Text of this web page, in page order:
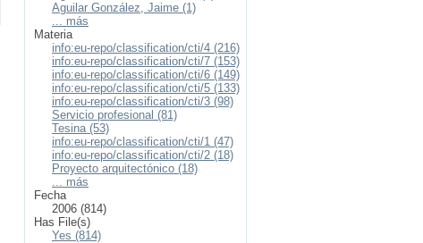
Aguilar González, Jaime (1)
... más
Materia
info:eu-repo/classification/cti/4 (216)
info:eu-repo/classification/cti/7 (153)
info:eu-repo/classification/cti/6 (149)
info:eu-repo/classification/cti/5 (133)
info:eu-repo/classification/cti/3 (98)
Servicio profesional (81)
Tesina (53)
info:eu-repo/classification/cti/1 (47)
info:eu-repo/classification/cti/2 (18)
Proyecto arquitectónico (18)
... más
Fecha
2006 (814)
Has File(s)
Yes (814)